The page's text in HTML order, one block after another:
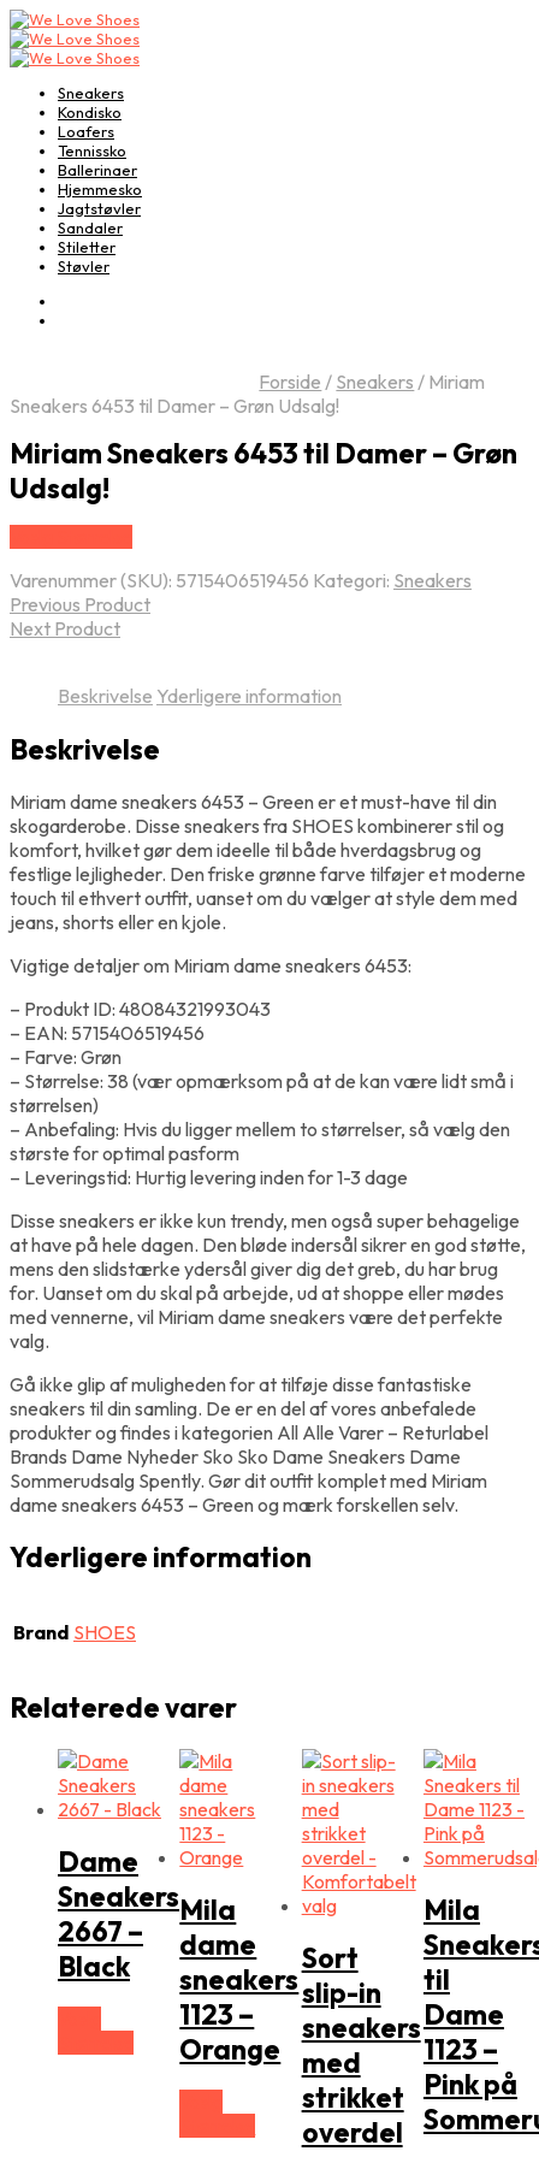
Sneakers
Kondisko
Loafers
Tennissko
Ballerinaer
Hjemmesko
Jagtstøvler
Sandaler
Stiletter
Støvler
Forside / Sneakers / Miriam
Sneakers 6453 til Damer – Grøn Udsalg!
Miriam Sneakers 6453 til Damer – Grøn
Udsalg!
Varenummer (SKU): 5715406519456 Kategori: Sneakers
Previous Product
Next Product
Beskrivelse Yderligere information
Beskrivelse
Miriam dame sneakers 6453 – Green er et must-have til din
skogarderobe. Disse sneakers fra SHOES kombinerer stil og
komfort, hvilket gør dem ideelle til både hverdagsbrug og
festlige lejligheder. Den friske grønne farve tilføjer et moderne
touch til ethvert outfit, uanset om du vælger at style dem med
jeans, shorts eller en kjole.
Vigtige detaljer om Miriam dame sneakers 6453:
– Produkt ID: 48084321993043
– EAN: 5715406519456
– Farve: Grøn
– Størrelse: 38 (vær opmærksom på at de kan være lidt små i
størrelsen)
– Anbefaling: Hvis du ligger mellem to størrelser, så vælg den
største for optimal pasform
– Leveringstid: Hurtig levering inden for 1-3 dage
Disse sneakers er ikke kun trendy, men også super behagelige
at have på hele dagen. Den bløde indersål sikrer en god støtte,
mens den slidstærke ydersål giver dig det greb, du har brug
for. Uanset om du skal på arbejde, ud at shoppe eller mødes
med vennerne, vil Miriam dame sneakers være det perfekte
valg.
Gå ikke glip af muligheden for at tilføje disse fantastiske
sneakers til din samling. De er en del af vores anbefalede
produkter og findes i kategorien All Alle Varer – Returlabel
Brands Dame Nyheder Sko Sko Dame Sneakers Dame
Sommerudsalg Spently. Gør dit outfit komplet med Miriam
dame sneakers 6453 – Green og mærk forskellen selv.
Yderligere information
Brand SHOES
Relaterede varer
Dame
Sneakers
2667 –
Black
Mila
dame
sneakers
1123 –
Orange
Sort
slip-in
sneakers
med
strikket
overdel
Mila
til
Dame
1123 –
Pink på